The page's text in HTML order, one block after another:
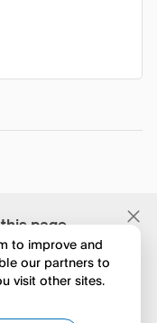
page
to improve and
our partners to
visit other sites.